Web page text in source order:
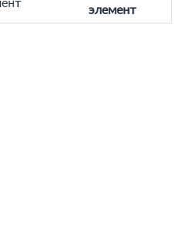
элемент